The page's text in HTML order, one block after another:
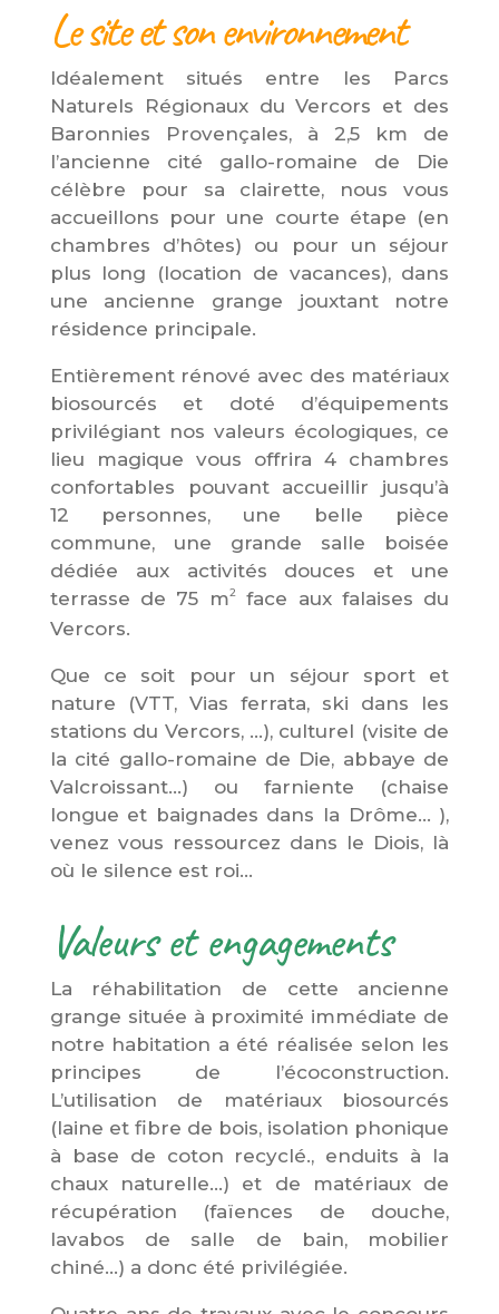
Le site et son environnement
Idéalement situés entre les Parcs
Naturels Régionaux du Vercors et des
Baronnies Provençales, à 2,5 km de
l’ancienne cité gallo-romaine de Die
célèbre pour sa clairette, nous vous
accueillons pour une courte étape (en
chambres d’hôtes) ou pour un séjour
plus long (location de vacances), dans
une ancienne grange jouxtant notre
résidence principale.
Entièrement rénové avec des matériaux
biosourcés et doté d’équipements
privilégiant nos valeurs écologiques, ce
lieu magique vous offrira 4 chambres
confortables pouvant accueillir jusqu’à
12 personnes, une belle pièce
commune, une grande salle boisée
dédiée aux activités douces et une
terrasse de 75 m2face aux falaises du
Vercors.
Que ce soit pour un séjour sport et
nature (VTT, Vias ferrata, ski dans les
stations du Vercors, …), culturel (visite de
la cité gallo-romaine de Die, abbaye de
Valcroissant…) ou farniente (chaise
longue et baignades dans la Drôme… ),
venez vous ressourcez dans le Diois, là
où le silence est roi…
Valeurs et engagements
La réhabilitation de cette ancienne
grange située à proximité immédiate de
notre habitation a été réalisée selon les
principes de l’écoconstruction.
L’utilisation de matériaux biosourcés
(laine et fibre de bois, isolation phonique
à base de coton recyclé., enduits à la
chaux naturelle…) et de matériaux de
récupération (faïences de douche,
lavabos de salle de bain, mobilier
chiné…) a donc été privilégiée.